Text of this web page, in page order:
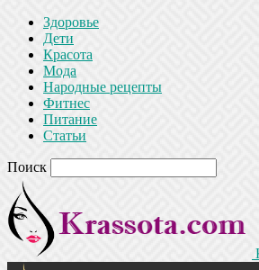
Здоровье
Дети
Красота
Мода
Народные рецепты
Фитнес
Питание
Статьи
Поиск